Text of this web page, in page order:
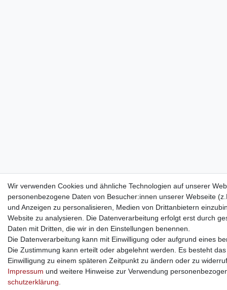
Wir verwenden Cookies und ähnliche Technologien auf unserer
personenbezogene Daten von Besucher:innen unserer Webseite
und Anzeigen zu personalisieren, Medien von Drittanbietern
Website zu analysieren. Die Datenverarbeitung erfolgt erst durch
Daten mit Dritten, die wir in den Einstellungen benennen.
Die Datenverarbeitung kann mit Einwilligung oder aufgrund eines
Die Zustimmung kann erteilt oder abgelehnt werden. Es besteht
Einwilligung zu einem späteren Zeitpunkt zu ändern oder zu
Impressum und weitere Hinweise zur Verwendung
schutz­erklärung